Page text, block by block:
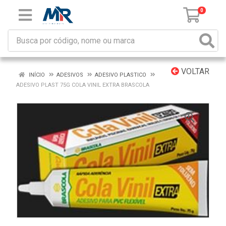
0
VOLTAR
INÍCIO ADESIVOS
ADESIVO PLASTICO
ADESIVO PLAST 75G COLA VINIL EXTRA BRASCOLA